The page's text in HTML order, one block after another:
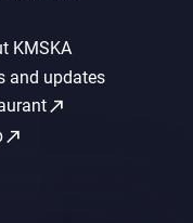
KMSKA
and updates
call_made
call_made